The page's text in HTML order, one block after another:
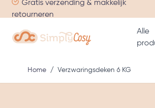
Ga naar de inhoud
Gratis verzending & makkelijk
retourneren
Alle
Home / Verzwaringsdeken 6 KG